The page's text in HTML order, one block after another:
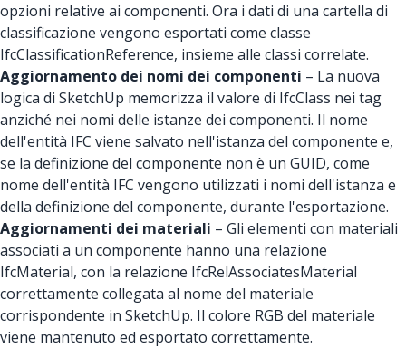
opzioni relative ai componenti. Ora i dati di una cartella di
classificazione vengono esportati come classe
IfcClassificationReference, insieme alle classi correlate.
Aggiornamento dei nomi dei componenti – La nuova
logica di SketchUp memorizza il valore di IfcClass nei tag
anziché nei nomi delle istanze dei componenti. Il nome
dell'entità IFC viene salvato nell'istanza del componente e,
se la definizione del componente non è un GUID, come
nome dell'entità IFC vengono utilizzati i nomi dell'istanza e
della definizione del componente, durante l'esportazione.
Aggiornamenti dei materiali – Gli elementi con materiali
associati a un componente hanno una relazione
IfcMaterial, con la relazione IfcRelAssociatesMaterial
correttamente collegata al nome del materiale
corrispondente in SketchUp. Il colore RGB del materiale
viene mantenuto ed esportato correttamente.